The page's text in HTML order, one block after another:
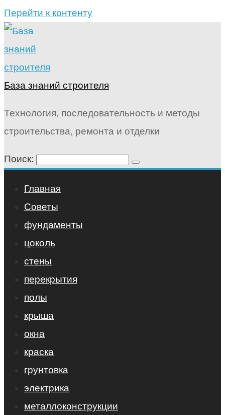
Перейти к контенту
База знаний строителя
Технология, последовательность и методы
строительства, ремонта и отделки
Поиск:
Главная
Советы
фундаменты
цоколь
стены
перекрытия
полы
крыша
окна
краска
грунтовка
электрика
металлоконструкции